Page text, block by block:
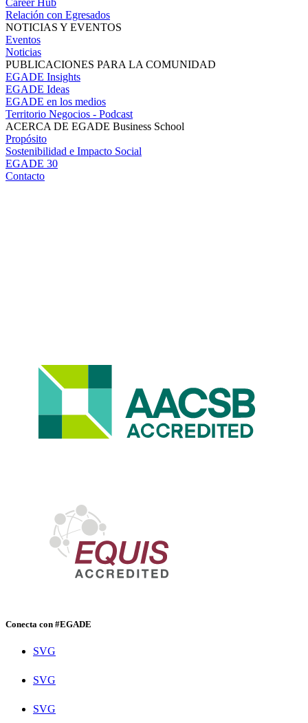
Career Hub
Relación con Egresados
NOTICIAS Y EVENTOS
Eventos
Noticias
PUBLICACIONES PARA LA COMUNIDAD
EGADE Insights
EGADE Ideas
EGADE en los medios
Territorio Negocios - Podcast
ACERCA DE EGADE Business School
Propósito
Sostenibilidad e Impacto Social
EGADE 30
Contacto
Conecta con #EGADE
SVG
SVG
SVG